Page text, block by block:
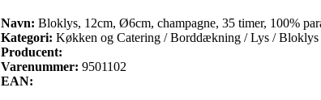
Navn: Bloklys, 12cm, Ø6cm, champagne, 35 timer, 100%
Kategori: Køkken og Catering / Borddækning / Lys / Bloklys
Producent:
Varenummer: 9501102
EAN: